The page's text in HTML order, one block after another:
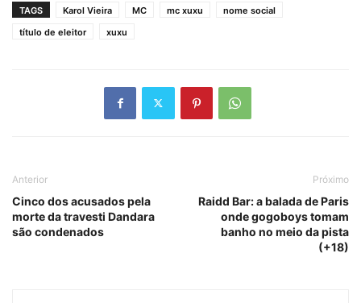
TAGS Karol Vieira MC mc xuxu
nome social
título de eleitor
xuxu
Anterior
Cinco dos acusados pela
morte da travesti Dandara
são condenados
Próximo
Raidd Bar: a balada de Paris
onde gogoboys tomam
banho no meio da pista
(+18)